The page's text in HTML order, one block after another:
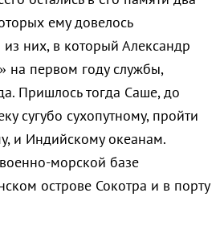
ему довелось
из них, в который Александр
на первом году службы,
Пришлось тогда Саше, до
сугубо сухопутному, пройти
и Индийскому океанам.
морской базе
острове Сокотра и в порту